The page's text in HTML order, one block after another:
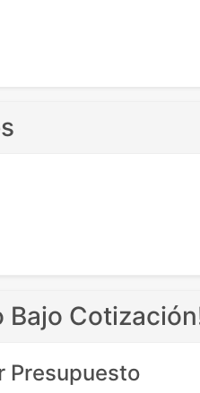
Bajo
Presupuesto